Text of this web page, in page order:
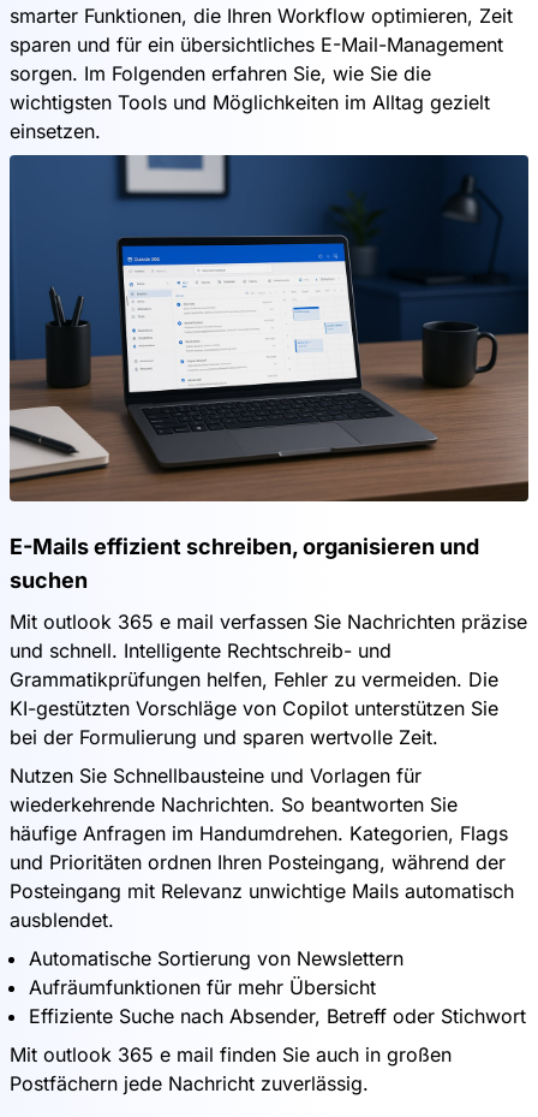
smarter Funktionen, die Ihren Workflow optimieren, Zeit
sparen und für ein übersichtliches E-Mail-Management
sorgen. Im Folgenden erfahren Sie, wie Sie die
wichtigsten Tools und Möglichkeiten im Alltag gezielt
einsetzen.
E-Mails effizient schreiben, organisieren und
suchen
Mit outlook 365 e mail verfassen Sie Nachrichten präzise
und schnell. Intelligente Rechtschreib- und
Grammatikprüfungen helfen, Fehler zu vermeiden. Die
KI-gestützten Vorschläge von Copilot unterstützen Sie
bei der Formulierung und sparen wertvolle Zeit.
Nutzen Sie Schnellbausteine und Vorlagen für
wiederkehrende Nachrichten. So beantworten Sie
häufige Anfragen im Handumdrehen. Kategorien, Flags
und Prioritäten ordnen Ihren Posteingang, während der
Posteingang mit Relevanz unwichtige Mails automatisch
ausblendet.
Automatische Sortierung von Newslettern
Aufräumfunktionen für mehr Übersicht
Effiziente Suche nach Absender, Betreff oder Stichwort
Mit outlook 365 e mail finden Sie auch in großen
Postfächern jede Nachricht zuverlässig.